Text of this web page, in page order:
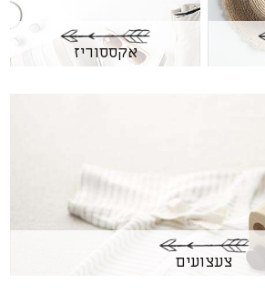
אקססוריז
צעצועים